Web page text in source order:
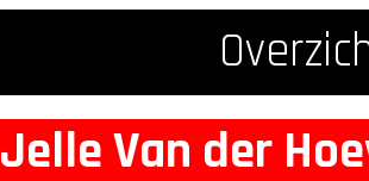
Jelle Van der